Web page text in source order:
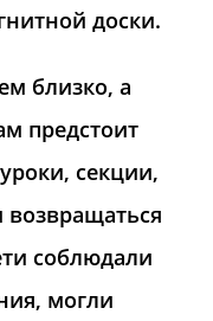
доски.
близко, а
предстоит
секции,
соблюдали
могли